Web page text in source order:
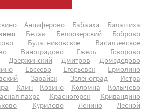
Анциферово Бабаиха
Балашиха
Белая Белоозерский
Боброво
Булатниковское
Васильевское
Виноградово Гжель
Говорово
Дзержинский Дмитров
Домодедово
Евсеево Егорьевск
Ермолино
Зарайск Зеленоград
Истра
Клин Козино Коломна
Колычево
пахра Красногорск
Кривандино
Курилово Ленино
Лесной